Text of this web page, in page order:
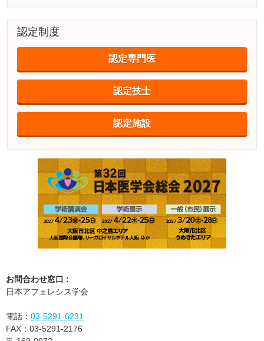
認定制度
認定専門医
認定技士
認定施設
お問合わせ窓口 :
日本アフェレシス学会
電話： 03-5291-6231
FAX： 03-5291-2176